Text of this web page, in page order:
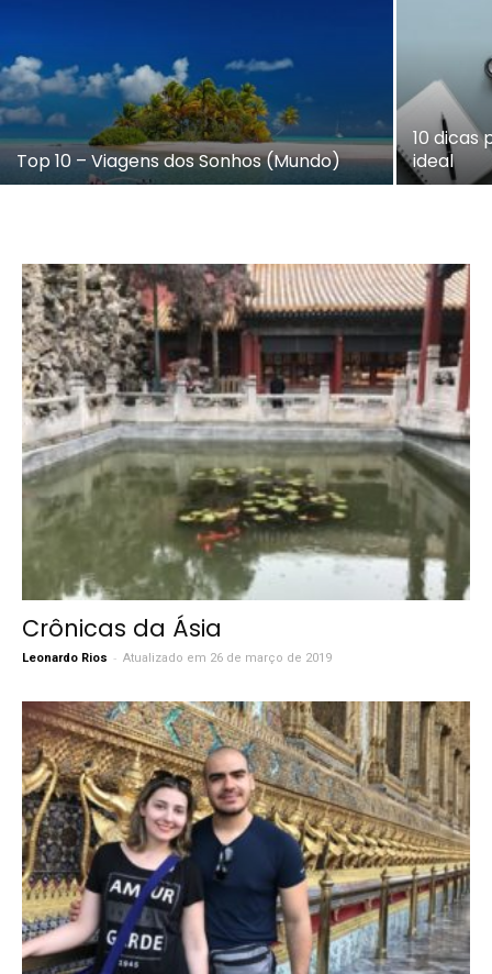
Top 10 – Viagens dos Sonhos (Mundo)
10 dicas
ideal
Crônicas da Ásia
Leonardo Rios - Atualizado em 26 de março de 2019